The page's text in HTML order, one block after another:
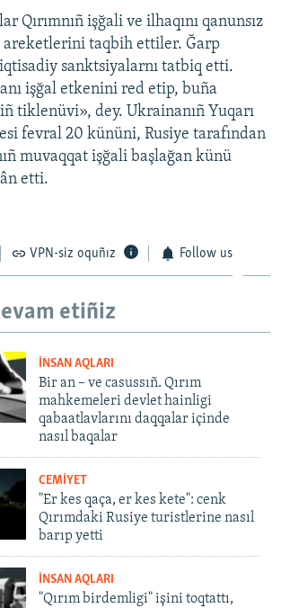
Qırımnıñ işğali ve ilhaqını qanunsız
areketlerini taqbih ettiler. Ğarp
sanktsiyalarnı tatbiq etti.
işğal etkenini red etip, buña
tiklenüvi», dey. Ukrainanıñ Yuqarı
fevral 20 kününi, Rusiye tarafından
muvaqqat işğali başlağan künü
etti.
VPN-siz oquñız Follow us
etiñiz
İNSAN AQLARI
Bir an – ve casussıñ. Qırım
mahkemeleri devlet hainligi
qabaatlavlarını daqqalar içinde
nasıl baqalar
CEMİYET
"Er kes qaça, er kes kete": cenk
Qırımdaki Rusiye turistlerine nasıl
barıp yetti
İNSAN AQLARI
"Qırım birdemligi" işini toqtattı,